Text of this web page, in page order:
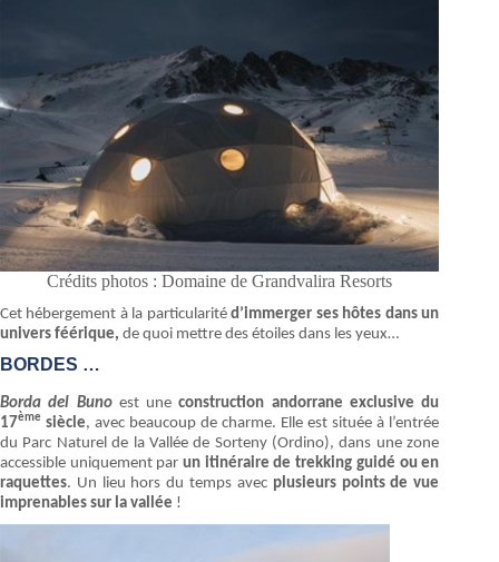
Crédits photos : Domaine de Grandvalira Resorts
Cet hébergement à la particularitéd’immerger ses hôtes dans un
univers féérique, de quoi mettre des étoiles dans les yeux…
BORDES …
Borda del Buno est uneconstruction andorrane exclusive du
17ème siècle, avec beaucoup de charme. Elle est située à l’entrée
du Parc Naturel de la Vallée de Sorteny (Ordino), dans une zone
accessible uniquement parun itinéraire de trekking guidé ou en
raquettes. Un lieu hors du temps avec plusieurs points de vue
imprenables sur la vallée !